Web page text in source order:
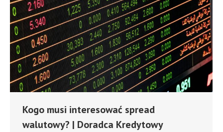
Kogo musi interesować spread
walutowy? | Doradca Kredytowy